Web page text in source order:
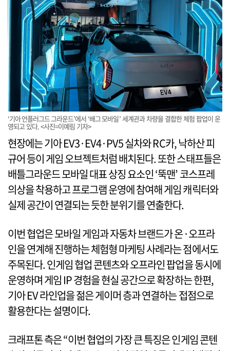
‘기아 언플러그드 그라운드’에서 ‘배그 모바일’ 세계관과 차량을 결합한 체험 팝업이 운
영되고 있다. <사진=이예림 기자>
현장에는 기아 EV3·EV4·PV5 실차와 RC카, 낙하산 피
규어 등이 게임 오브젝트처럼 배치된다. 또한 스태프들은
배틀그라운드 모바일 대표 상징 요소인 ‘뚝맨’ 코스프레
의상을 착용하고 프로그램 운영에 참여해 게임 캐릭터와
실제 공간이 연결되는 듯한 분위기를 연출한다.
이번 협업은 모바일 게임과 자동차 브랜드가 온·오프라
인을 연계해 진행하는 체험형 마케팅 사례라는 점에서도
주목된다. 인게임 협업 콘텐츠와 오프라인 팝업을 동시에
운영하며 게임 IP 경험을 현실 공간으로 확장하는 한편,
기아 EV 라인업을 젊은 게이머 층과 연결하는 접점으로
활용한다는 설명이다.
크래프톤 측은 “이번 협업의 가장 큰 특징은 인게임 콘텐